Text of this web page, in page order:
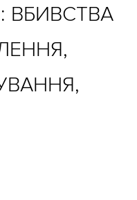
ВБИВСТВА